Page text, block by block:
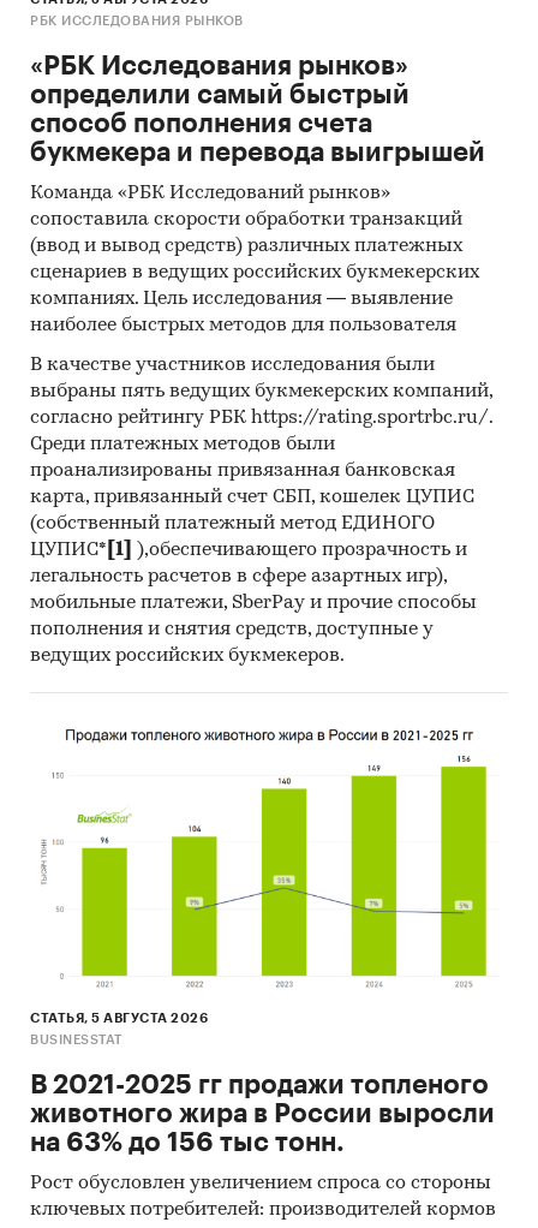
РБК ИССЛЕДОВАНИЯ РЫНКОВ
«РБК Исследования рынков»
определили самый быстрый
способ пополнения счета
букмекера и перевода выигрышей
Команда «РБК Исследований рынков»
сопоставила скорости обработки транзакций
(ввод и вывод средств) различных платежных
сценариев в ведущих российских букмекерских
компаниях. Цель исследования — выявление
наиболее быстрых методов для пользователя
В качестве участников исследования были
выбраны пять ведущих букмекерских компаний,
согласно рейтингу РБК https://rating.sportrbc.ru/.
Среди платежных методов были
проанализированы привязанная банковская
карта, привязанный счет СБП, кошелек ЦУПИС
(собственный платежный метод ЕДИНОГО
ЦУПИС* [1]
),обеспечивающего прозрачность и
легальность расчетов в сфере азартных игр),
мобильные платежи, SberPay и прочие способы
пополнения и снятия средств, доступные у
ведущих российских букмекеров.
СТАТЬЯ, 5 АВГУСТА 2026
BUSINESSTAT
В 2021-2025 гг продажи топленого
животного жира в России выросли
на 63% до 156 тыс тонн.
Рост обусловлен увеличением спроса со стороны
ключевых потребителей: производителей кормов